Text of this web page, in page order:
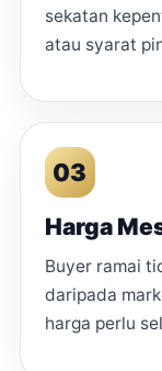
sekatan
atau syarat
03
Harga
Buyer ramai
daripada
harga perlu